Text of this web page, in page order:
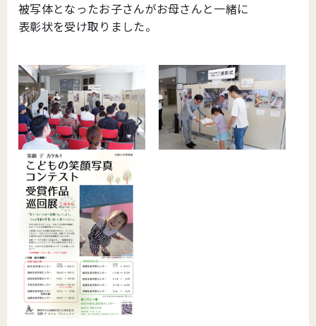
被写体となったお子さんがお母さんと一緒に
表彰状を受け取りました。